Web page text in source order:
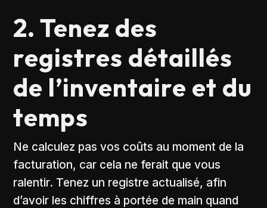
2. Tenez des
registres détaillés
de l’inventaire et du
temps
Ne calculez pas vos coûts au moment de la
facturation, car cela ne ferait que vous
ralentir. Tenez un registre actualisé, afin
d’avoir les chiffres à portée de main quand